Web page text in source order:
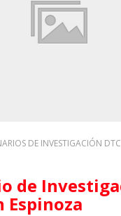
DE INVESTIGACIÓN DTC
Espinoza